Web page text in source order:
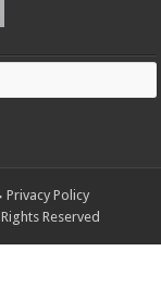
Privacy Policy
Reserved